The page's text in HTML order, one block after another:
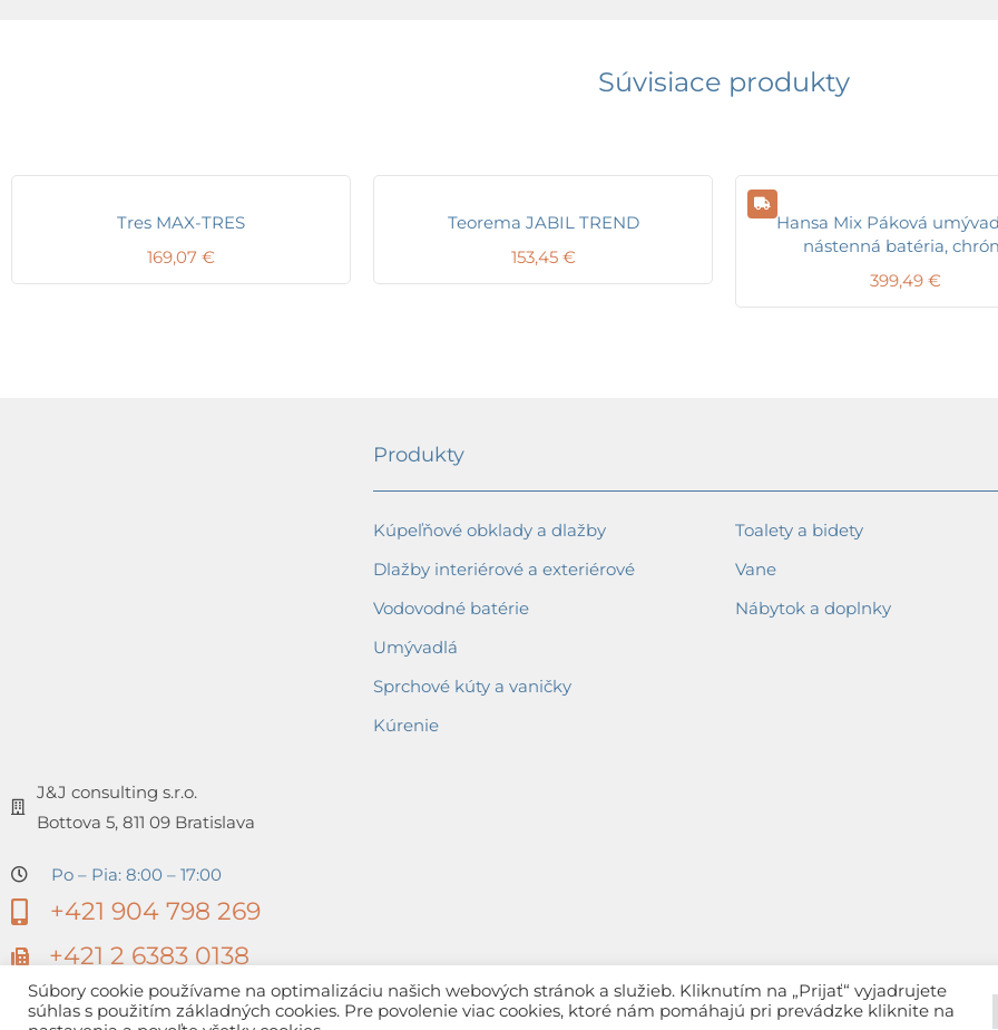
Súvisiace produkty
Tres MAX-TRES
169,07 €
Teorema JABIL TREND
153,45 €
Hansa Mix Páková
nástenná batéria,
399,49 €
J&J consulting s.r.o.
Bottova 5, 811 09 Bratislava
Po – Pia: 8:00 – 17:00
+421 904 798 269
+421 2 6383 0138
Produkty
Kúpeľňové obklady a dlažby
Dlažby interiérové a exteriérové
Vodovodné batérie
Umývadlá
Sprchové kúty a vaničky
Kúrenie
Toalety a bidety
Vane
Nábytok a doplnky